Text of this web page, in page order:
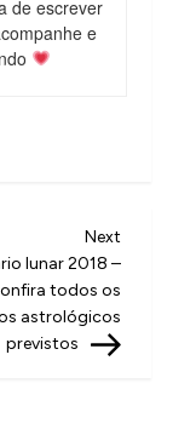
de escrever
e
Next
Post
Next
lunar 2018 –
todos os
astrológicos
previstos